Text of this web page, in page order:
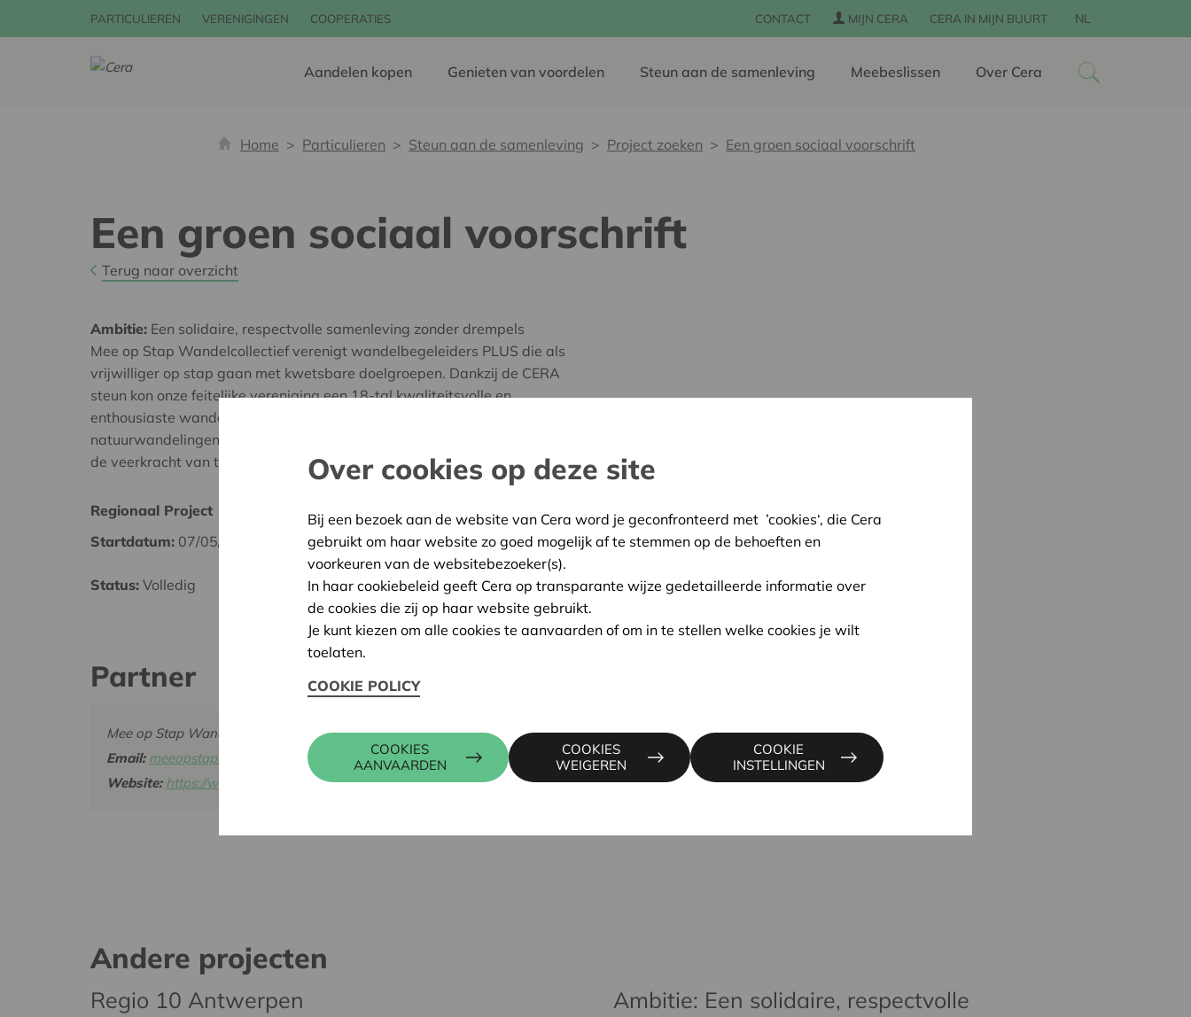
PARTICULIEREN VERENIGINGEN COOPERATIES CONTACT MIJN CERA CERA IN MIJN BUURT NL
Aandelen kopen Genieten van voordelen Steun aan de samenleving Meebeslissen Over Cera
Home Particulieren Steun aan de samenleving Project zoeken Een groen sociaal voorschrift
Een groen sociaal voorschrift
Terug naar overzicht
Ambitie: Een solidaire, respectvolle samenleving zonder drempels
Mee op Stap Wandelcollectief verenigt wandelbegeleiders PLUS die als
vrijwilliger op stap gaan met kwetsbare doelgroepen. Dankzij de CERA
steun kon onze feitelijke vereniging een 18-tal kwaliteitsvolle en
enthousiaste wandelbegeleiders PLUS opleiden die vanaf 2026 wekelijks
natuurwandelingen organiseren in het Rivierenhof in Deurne. Zo willen ze
de veerkracht van thuiswonende ouderen versterken.
Regionaal Project
Startdatum: 07/05/2025
Status: Volledig
Antwerpen
Datum:07/05/2025
Beslissing:Goedgekeurd
Partner
Mee op Stap Wandelcollectief, Heuvel 8, 2920 KALMTHOUT
Email: meeopstap.wandelcollectief@gmail.com
Website: https://www.meeopstap.be
KRIS DEBRUYNE
016 27 96 74
Andere projecten
Regio 10 Antwerpen
Ambitie: Een solidaire, respectvolle
Over cookies op deze site
Bij een bezoek aan de website van Cera word je geconfronteerd met ’cookies‘, die Cera
gebruikt om haar website zo goed mogelijk af te stemmen op de behoeften en
voorkeuren van de websitebezoeker(s).
In haar cookiebeleid geeft Cera op transparante wijze gedetailleerde informatie over
de cookies die zij op haar website gebruikt.
Je kunt kiezen om alle cookies te aanvaarden of om in te stellen welke cookies je wilt
toelaten.
COOKIE POLICY
COOKIES
AANVAARDEN
COOKIES
WEIGEREN
COOKIE
INSTELLINGEN